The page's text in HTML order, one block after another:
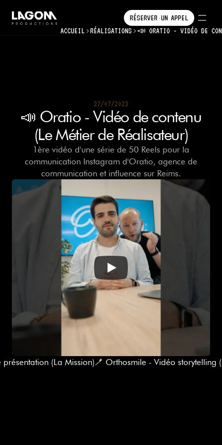
RÉSERVER UN APPEL
RÉSERVER UN APPEL
ACCUEIL
RÉALISATIONS
•
📣 ORATIO - VIDÉO DE
27/07/2023
27/07/2023
📣 Oratio - Vidéo de contenu
(Le Métier de Réalisateur)
1ère vidéo d'une série de 50 Reels pour la
communication Instagram d'Oratio, agence de
communication et influence sur Reims.
(La Mission)🪥 Orthosmile - Vidéo storytelling